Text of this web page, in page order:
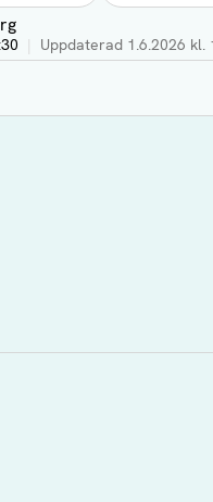
Uppdaterad 1.6.2026 kl.